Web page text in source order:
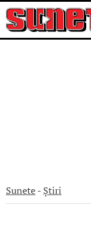
Sunete- Știri